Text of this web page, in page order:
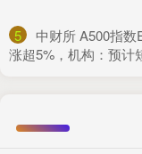
5
中财所 A500指
涨超5%，机构：预计